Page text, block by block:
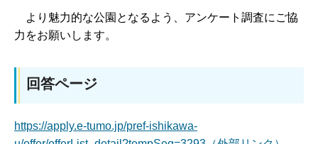
より魅力的な公園となるよう、アンケート調査にご協
力をお願いします。
回答ページ
https://apply.e-tumo.jp/pref-ishikawa-